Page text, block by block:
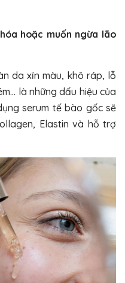
hoặc muốn ngừa lão
da xỉn màu, khô ráp, lỗ
là những dấu hiệu của
serum tế bào gốc sẽ
Elastin và hỗ trợ